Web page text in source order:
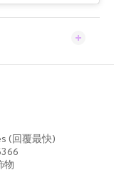
(回覆最快)
物